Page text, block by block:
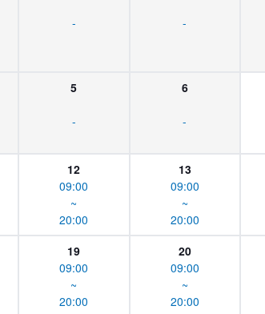
- -
5
-
6
-
12
09:00
~
20:00
13
09:00
~
20:00
19
09:00
~
20:00
20
09:00
~
20:00